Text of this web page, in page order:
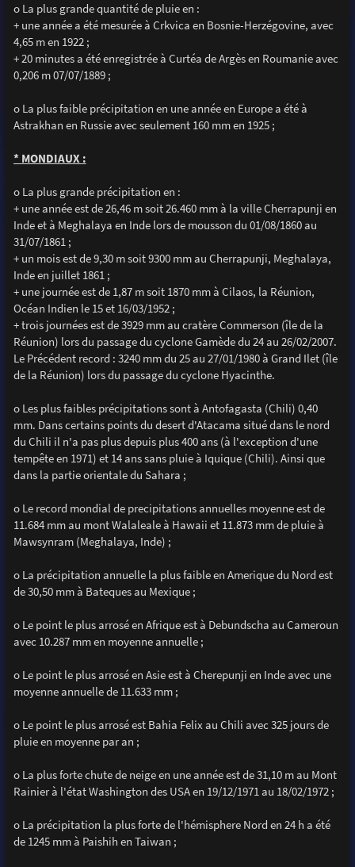
o La plus grande quantité de pluie en :
+ une année a été mesurée à Crkvica en Bosnie-Herzégovine, avec
4,65 m en 1922 ;
+ 20 minutes a été enregistrée à Curtéa de Argès en Roumanie avec
0,206 m 07/07/1889 ;
o La plus faible précipitation en une année en Europe a été à
Astrakhan en Russie avec seulement 160 mm en 1925 ;
* MONDIAUX :
o La plus grande précipitation en :
+ une année est de 26,46 m soit 26.460 mm à la ville Cherrapunji en
Inde et à Meghalaya en Inde lors de mousson du 01/08/1860 au
31/07/1861 ;
+ un mois est de 9,30 m soit 9300 mm au Cherrapunji, Meghalaya,
Inde en juillet 1861 ;
+ une journée est de 1,87 m soit 1870 mm à Cilaos, la Réunion,
Océan Indien le 15 et 16/03/1952 ;
+ trois journées est de 3929 mm au cratère Commerson (île de la
Réunion) lors du passage du cyclone Gamède du 24 au 26/02/2007.
Le Précédent record : 3240 mm du 25 au 27/01/1980 à Grand Ilet (île
de la Réunion) lors du passage du cyclone Hyacinthe.
o Les plus faibles précipitations sont à Antofagasta (Chili) 0,40
mm. Dans certains points du desert d'Atacama situé dans le nord
du Chili il n'a pas plus depuis plus 400 ans (à l'exception d'une
tempête en 1971) et 14 ans sans pluie à Iquique (Chili). Ainsi que
dans la partie orientale du Sahara ;
o Le record mondial de precipitations annuelles moyenne est de
11.684 mm au mont Walaleale à Hawaii et 11.873 mm de pluie à
Mawsynram (Meghalaya, Inde) ;
o La précipitation annuelle la plus faible en Amerique du Nord est
de 30,50 mm à Bateques au Mexique ;
o Le point le plus arrosé en Afrique est à Debundscha au Cameroun
avec 10.287 mm en moyenne annuelle ;
o Le point le plus arrosé en Asie est à Cherepunji en Inde avec une
moyenne annuelle de 11.633 mm ;
o Le point le plus arrosé est Bahia Felix au Chili avec 325 jours de
pluie en moyenne par an ;
o La plus forte chute de neige en une année est de 31,10 m au Mont
Rainier à l'état Washington des USA en 19/12/1971 au 18/02/1972 ;
o La précipitation la plus forte de l'hémisphere Nord en 24 h a été
de 1245 mm à Paishih en Taiwan ;